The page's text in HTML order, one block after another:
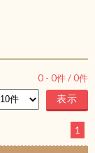
0 - 0件 /0件
1